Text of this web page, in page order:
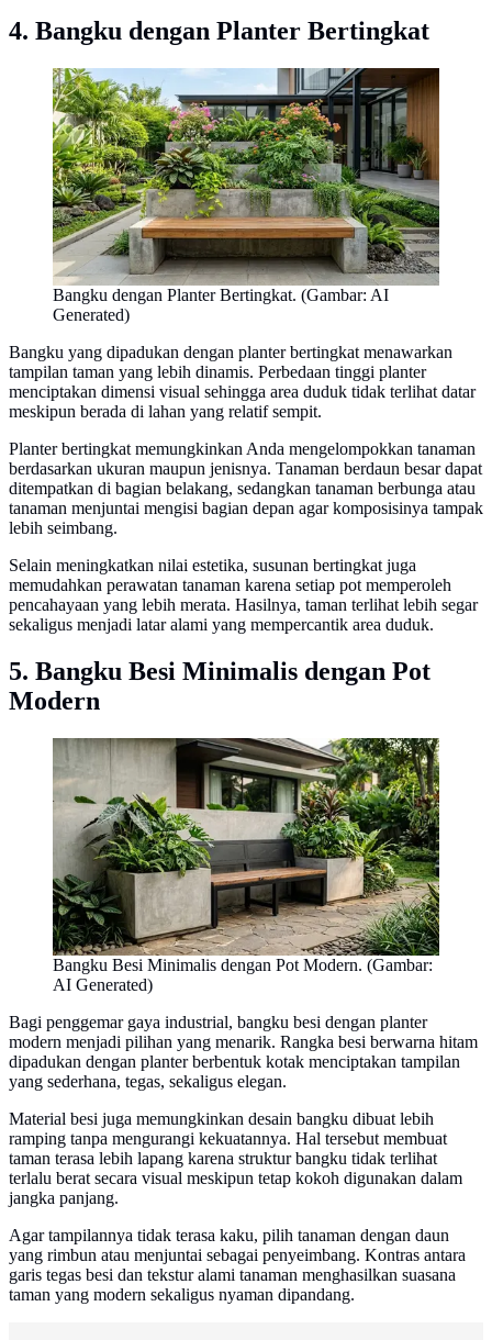
4. Bangku dengan Planter Bertingkat
Bangku dengan Planter Bertingkat. (Gambar: AI
Generated)
Bangku yang dipadukan dengan planter bertingkat menawarkan
tampilan taman yang lebih dinamis. Perbedaan tinggi planter
menciptakan dimensi visual sehingga area duduk tidak terlihat datar
meskipun berada di lahan yang relatif sempit.
Planter bertingkat memungkinkan Anda mengelompokkan tanaman
berdasarkan ukuran maupun jenisnya. Tanaman berdaun besar dapat
ditempatkan di bagian belakang, sedangkan tanaman berbunga atau
tanaman menjuntai mengisi bagian depan agar komposisinya tampak
lebih seimbang.
Selain meningkatkan nilai estetika, susunan bertingkat juga
memudahkan perawatan tanaman karena setiap pot memperoleh
pencahayaan yang lebih merata. Hasilnya, taman terlihat lebih segar
sekaligus menjadi latar alami yang mempercantik area duduk.
5. Bangku Besi Minimalis dengan Pot
Modern
Bangku Besi Minimalis dengan Pot Modern. (Gambar:
AI Generated)
Bagi penggemar gaya industrial, bangku besi dengan planter
modern menjadi pilihan yang menarik. Rangka besi berwarna hitam
dipadukan dengan planter berbentuk kotak menciptakan tampilan
yang sederhana, tegas, sekaligus elegan.
Material besi juga memungkinkan desain bangku dibuat lebih
ramping tanpa mengurangi kekuatannya. Hal tersebut membuat
taman terasa lebih lapang karena struktur bangku tidak terlihat
terlalu berat secara visual meskipun tetap kokoh digunakan dalam
jangka panjang.
Agar tampilannya tidak terasa kaku, pilih tanaman dengan daun
yang rimbun atau menjuntai sebagai penyeimbang. Kontras antara
garis tegas besi dan tekstur alami tanaman menghasilkan suasana
taman yang modern sekaligus nyaman dipandang.